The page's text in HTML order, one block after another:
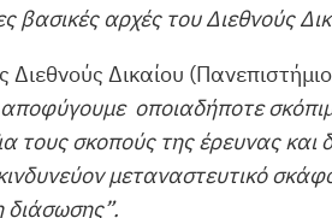
βασικές αρχές του Διεθνούς
Διεθνούς Δικαίου
αποφύγουμε οποιαδήποτε
τους σκοπούς της έρευνας
μεταναστευτικό
διάσωσης”.